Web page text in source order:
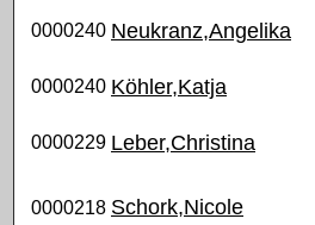
0000240 Neukranz,Angelika
0000240 Köhler,Katja
0000229 Leber,Christina
0000218 Schork,Nicole